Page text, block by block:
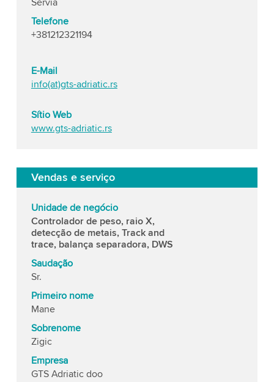
Sérvia
Telefone
+381212321194
E-Mail
info(at)gts-adriatic.rs
Sítio Web
www.gts-adriatic.rs
Vendas e serviço
Unidade de negócio
Controlador de peso, raio X,
detecção de metais, Track and
trace, balança separadora, DWS
Saudação
Sr.
Primeiro nome
Mane
Sobrenome
Zigic
Empresa
GTS Adriatic doo